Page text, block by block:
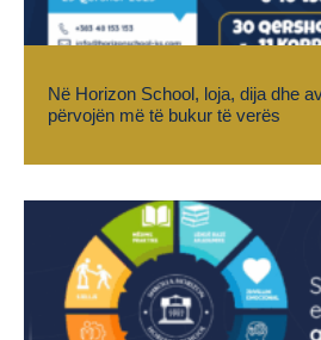
Në Horizon School, loja, dija dhe
përvojën më të bukur të verës